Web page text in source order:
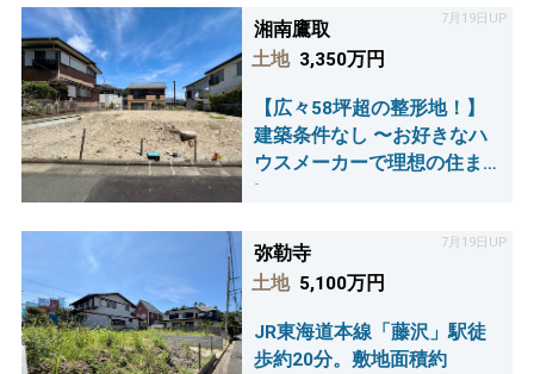
7月19日UP
湘南鷹取
土地 3,350万円
【広々58坪超の整形地！】
建築条件なし 〜お好きなハ
ウスメーカーで理想の住ま
い～
7月19日UP
弥勒寺
土地 5,100万円
JR東海道本線「藤沢」駅徒
歩約20分。敷地面積約